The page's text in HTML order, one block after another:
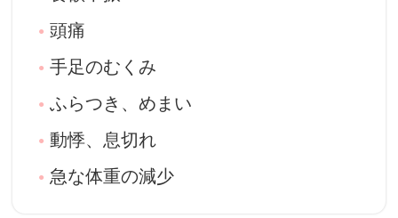
頭痛
手足のむくみ
ふらつき、めまい
動悸、息切れ
急な体重の減少